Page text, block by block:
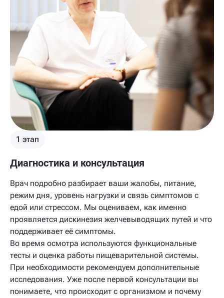
1 этап
Диагностика и консультация
Врач подробно разбирает ваши жалобы, питание,
режим дня, уровень нагрузки и связь симптомов с
едой или стрессом. Мы оцениваем, как именно
проявляется дискинезия желчевыводящих путей и что
поддерживает её симптомы.
Во время осмотра используются функциональные
тесты и оценка работы пищеварительной системы.
При необходимости рекомендуем дополнительные
исследования. Уже после первой консультации вы
понимаете, что происходит с организмом и почему